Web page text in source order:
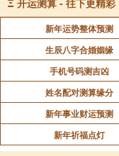
Ξ 开运测算 - 往下更精彩
新年运势整体预测
生辰八字合婚姻缘
手机号码测吉凶
姓名配对测算缘分
新年事业财运预测
新年祈福点灯